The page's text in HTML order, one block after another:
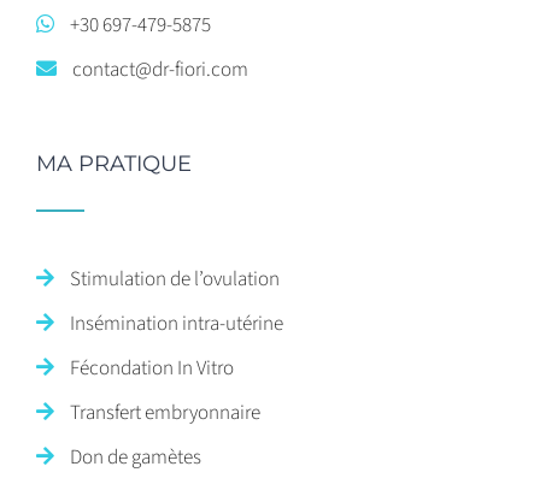
+30 697-479-5875
contact@dr-fiori.com
MA PRATIQUE
Stimulation de l’ovulation
Insémination intra-utérine
Fécondation In Vitro
Transfert embryonnaire
Don de gamètes